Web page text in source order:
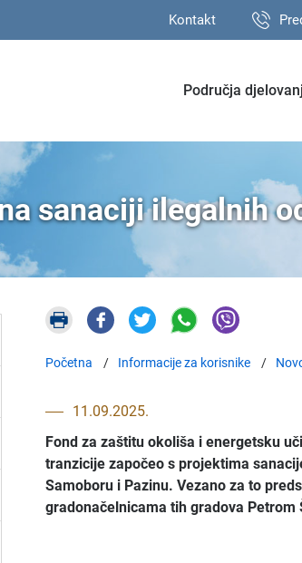
Kontakt
Područja
sanaciji ilegalnih
Početna Informacije za korisnike
11.09.2025.
Fond za zaštitu okoliša i energetsku
tranzicije započeo s projektima
Samoboru i Pazinu. Vezano za to
gradonačelnicama tih gradova Petrom